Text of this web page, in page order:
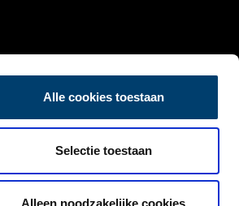
Alle cookies toestaan
Selectie toestaan
Alleen noodzakelijke cookies